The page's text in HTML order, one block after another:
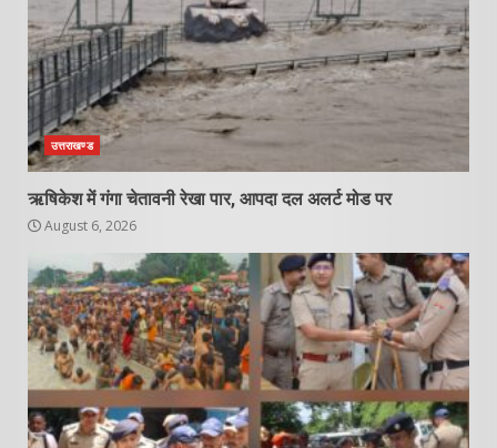
उत्तराखण्ड
ऋषिकेश में गंगा चेतावनी रेखा पार, आपदा दल अलर्ट मोड पर
August 6, 2026